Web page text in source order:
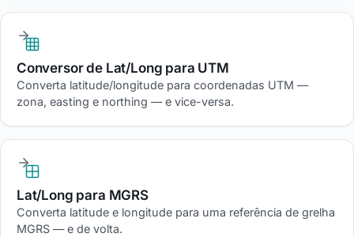
Conversor de Lat/Long para UTM
Converta latitude/longitude para coordenadas UTM —
zona, easting e northing — e vice-versa.
Lat/Long para MGRS
Converta latitude e longitude para uma referência de grelha
MGRS — e de volta.